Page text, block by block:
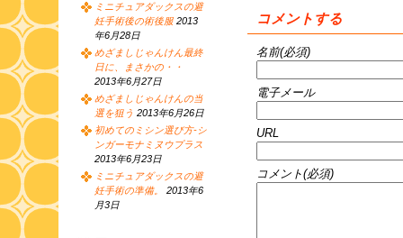
コメントする
名前(必須)
電子メール
URL
コメント(必須)
ミニチュアダックスの避
妊手術後の術後服 2013
年6月28日
めざましじゃんけん最終
日に、まさかの・・
2013年6月27日
めざましじゃんけんの当
選を狙う 2013年6月26日
初めてのミシン選び方-シ
ンガーモナミヌウプラス
2013年6月23日
ミニチュアダックスの避
妊手術の準備。
2013年6
月3日